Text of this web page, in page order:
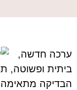
ערכה חדשה,
ביתית ופשוטה,
הבדיקה מתאימה